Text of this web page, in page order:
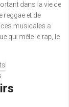
dans la vie de
reggae et de
musicales a
qui mêle le rap, le